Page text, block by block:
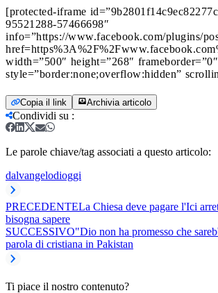
[protected-iframe
95521288-57466698″
info=”https://www.facebook.com/plugins/
width=”500″ height=”268″ frameborder=”0″
style=”border:none;overflow:hidden”
Copia il link Archivia articolo
Condividi su :
Le parole chiave/tag associati a questo articolo:
dalvangelodioggi
PRECEDENTELa Chiesa deve pagare l'Ici
bisogna sapere
SUCCESSIVO"Dio non ha promesso che
parola di cristiana in Pakistan
Ti piace il nostro contenuto?